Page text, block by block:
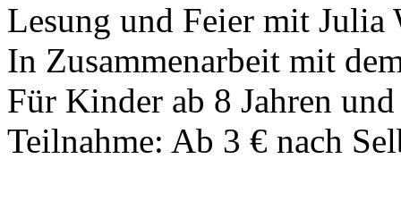
Lesung und Feier mit Julia
In Zusammenarbeit mit
Für Kinder ab 8 Jahren
Teilnahme: Ab 3 € nach